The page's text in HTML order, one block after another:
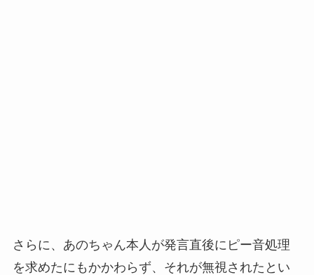
さらに、あのちゃん本人が発言直後にピー音処理
を求めたにもかかわらず、それが無視されたとい